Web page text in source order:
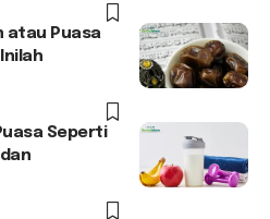
atau Puasa
Seperti